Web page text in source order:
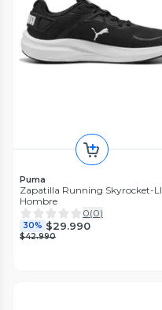
Puma
Zapatilla Running Skyrocket-LI
Hombre
0(0)
30% $29.990
$42.990